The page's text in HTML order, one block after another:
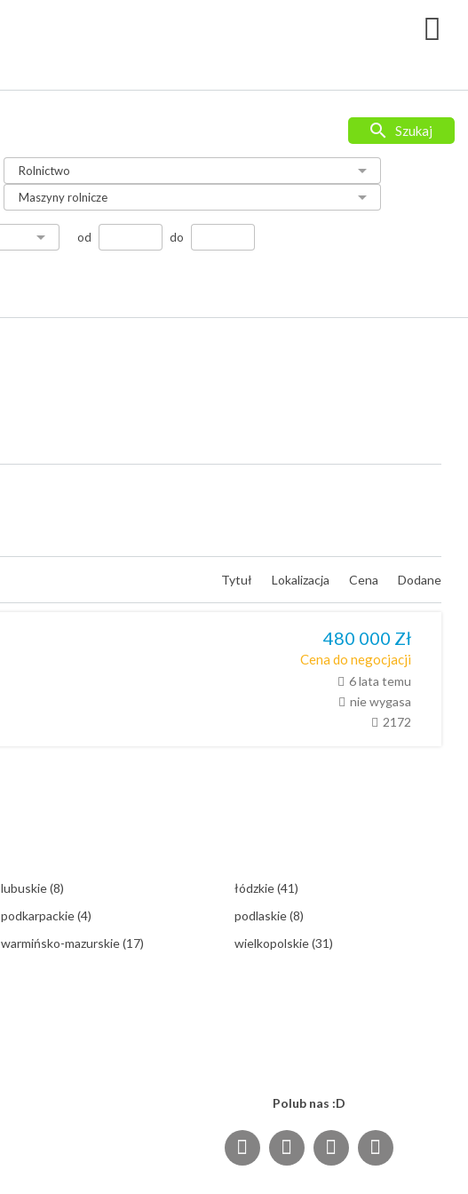
od do
Szukaj
Tytuł Lokalizacja Cena Dodane
480 000 Zł
Cena do negocjacji
6 lata temu
nie wygasa
2172
lubuskie(8) łódzkie(41)
podkarpackie(4) podlaskie(8)
warmińsko-mazurskie(17) wielkopolskie(31)
Polub nas :D